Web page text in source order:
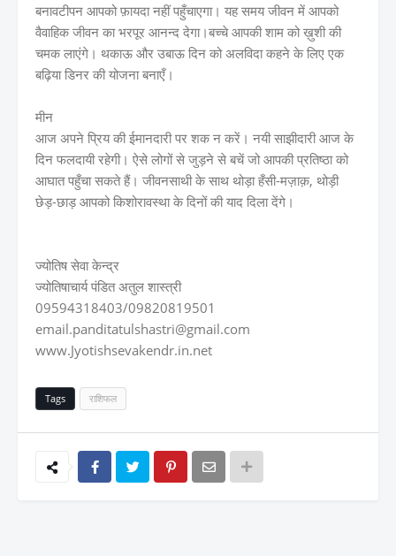
बनावटीपन आपको फ़ायदा नहीं पहुँचाएगा। यह समय जीवन में आपको
वैवाहिक जीवन का भरपूर आनन्द देगा।बच्चे आपकी शाम को ख़ुशी की
चमक लाएंगे। थकाऊ और उबाऊ दिन को अलविदा कहने के लिए एक
बढ़िया डिनर की योजना बनाएँ।
मीन
आज अपने प्रिय की ईमानदारी पर शक न करें। नयी साझीदारी आज के
दिन फलदायी रहेगी। ऐसे लोगों से जुड़ने से बचें जो आपकी प्रतिष्ठा को
आघात पहुँचा सकते हैं। जीवनसाथी के साथ थोड़ा हँसी-मज़ाक़, थोड़ी
छेड़-छाड़ आपको किशोरावस्था के दिनों की याद दिला देंगे।
ज्योतिष सेवा केन्द्र
ज्योतिषाचार्य पंडित अतुल शास्त्री
09594318403/09820819501
email.panditatulshastri@gmail.com
www.Jyotishsevakendr.in.net
Tags राशिफल